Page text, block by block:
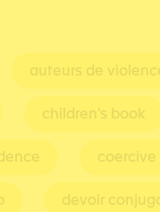
auteurs de
children's book
coercive
devoir